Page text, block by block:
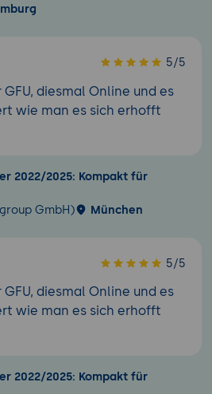
5/5
diesmal Online und es
wie man es sich erhofft
2022/2025: Kompakt für
GmbH) München
5/5
diesmal Online und es
wie man es sich erhofft
2022/2025: Kompakt für